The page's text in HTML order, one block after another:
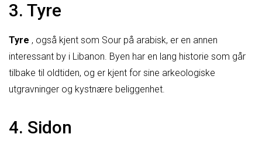
3. Tyre
Tyre , også kjent som Sour på arabisk, er en annen
interessant by i Libanon. Byen har en lang historie som går
tilbake til oldtiden, og er kjent for sine arkeologiske
utgravninger og kystnære beliggenhet.
4. Sidon